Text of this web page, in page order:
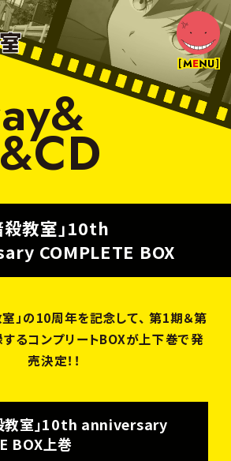
NEW
MOVIE
場者特典
RODUCTION
HEATER
ST&ST AFF
ARACTER
GOODS
ay&
&CD
殺教室」10th
ary COMPLETE BOX
」の10周年を記念して、 第1期＆第
るコンプリートBOXが上下巻で発
売決定！！
教室」10th anniversary
BOX上巻